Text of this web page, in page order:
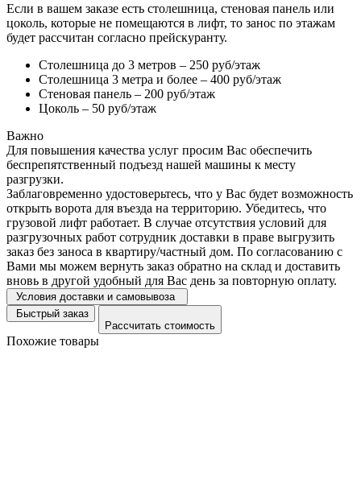
Если в вашем заказе есть столешница, стеновая панель или
цоколь, которые не помещаются в лифт, то занос по этажам
будет рассчитан согласно прейскуранту.
Столешница до 3 метров – 250 руб/этаж
Столешница 3 метра и более – 400 руб/этаж
Стеновая панель – 200 руб/этаж
Цоколь – 50 руб/этаж
Важно
Для повышения качества услуг просим Вас обеспечить
беспрепятственный подъезд нашей машины к месту
разгрузки.
Заблаговременно удостоверьтесь, что у Вас будет возможность
открыть ворота для въезда на территорию. Убедитесь, что
грузовой лифт работает. В случае отсутствия условий для
разгрузочных работ сотрудник доставки в праве выгрузить
заказ без заноса в квартиру/частный дом. По согласованию с
Вами мы можем вернуть заказ обратно на склад и доставить
вновь в другой удобный для Вас день за повторную оплату.
Условия доставки и самовывоза
Быстрый заказ
Рассчитать стоимость
Похожие товары